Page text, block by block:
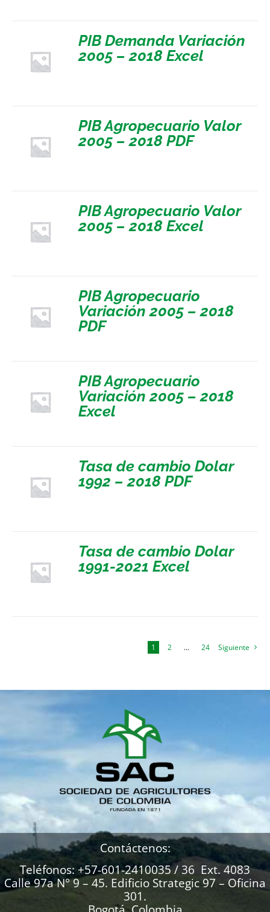
PIB Demanda Variación
2005 – 2018 Excel
PIB Agropecuario Valor
2005 – 2018 PDF
PIB Agropecuario Valor
2005 – 2018 Excel
PIB Agropecuario
Variación 2005 – 2018
PDF
PIB Agropecuario
Variación 2005 – 2018
Excel
Tasa de cambio Dolar
1992 – 2018 PDF
Tasa de cambio Dolar
1991-2021 Excel
1 2 … 24 Siguiente
Contáctenos:
Teléfonos: +57-601-2410035 / 36 Ext. 4083
Calle 97a N° 9 – 45. Edificio Strategic 97 – Oficina
301.